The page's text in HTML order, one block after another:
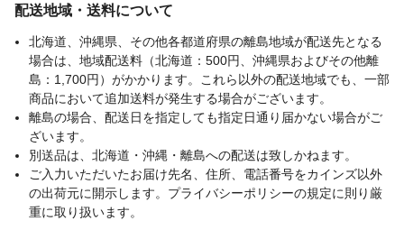
配送地域・送料について
北海道、沖縄県、その他各都道府県の離島地域が配送先となる
場合は、地域配送料（北海道：500円、沖縄県およびその他離
島：1,700円）がかかります。これら以外の配送地域でも、一部
商品において追加送料が発生する場合がございます。
離島の場合、配送日を指定しても指定日通り届かない場合がご
ざいます。
別送品は、北海道・沖縄・離島への配送は致しかねます。
ご入力いただいたお届け先名、住所、電話番号をカインズ以外
の出荷元に開示します。プライバシーポリシーの規定に則り厳
重に取り扱います。